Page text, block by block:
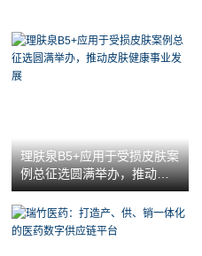
理肤泉B5+应用于受损皮肤案
例总征选圆满举办，推动皮
肤健康事业发展